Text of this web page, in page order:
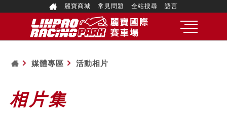
麗寶商城 常見問題 全站搜尋 語言
媒體專區 活動相片
相片集